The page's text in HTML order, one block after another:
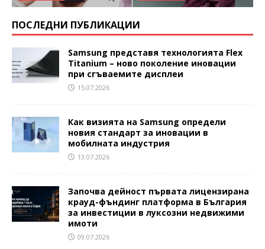
ПОСЛЕДНИ ПУБЛИКАЦИИ
Samsung представя технологията Flex
Titanium – ново поколение иновации
при сгъваемите дисплеи
15.07.2026
Как визията на Samsung определи
новия стандарт за иновации в
мобилната индустрия
13.07.2026
Започва дейност първата лицензирана
крауд-фъндинг платформа в България
за инвестиции в луксозни недвижими
имоти
09.07.2026